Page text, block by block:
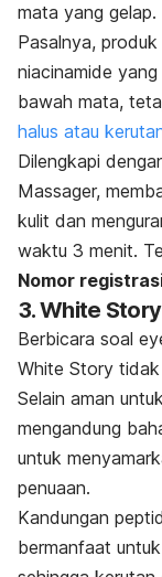
mata yang gelap.
Pasalnya,
niacinamide
bawah mata,
halus atau
Dilengkapi
Massager,
kulit dan
waktu 3 menit.
Nomor
3. White
Berbicara soal
White Story
Selain aman
mengandung
untuk
penuaan.
Kandungan
bermanfaat